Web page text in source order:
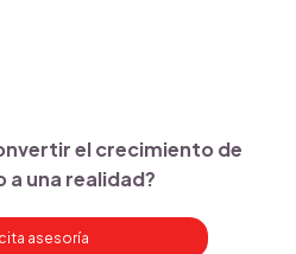
el crecimiento de
a una realidad?
asesoría